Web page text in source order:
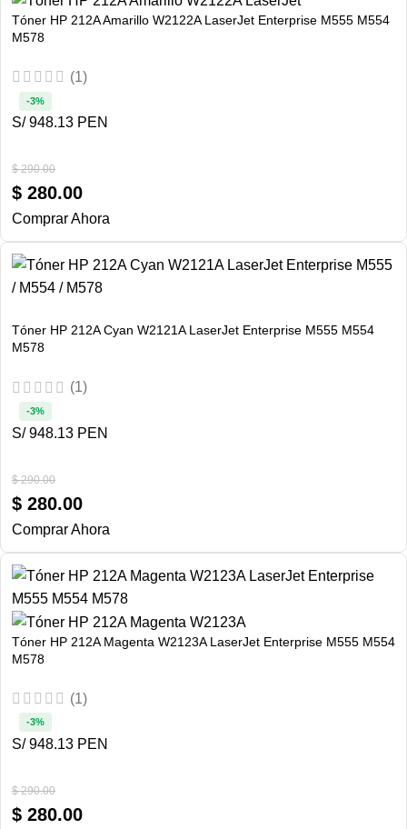
Tóner HP 212A Amarillo W2122A LaserJet Enterprise M555 M554
M578
(1)
$290.00
$ 280.00
-3%
S/ 948.13 PEN
Comprar Ahora
Tóner HP 212A Cyan W2121A LaserJet Enterprise M555 M554
M578
(1)
$290.00
$ 280.00
-3%
S/ 948.13 PEN
Comprar Ahora
Tóner HP 212A Magenta W2123A LaserJet Enterprise M555 M554
M578
(1)
$290.00
$ 280.00
-3%
S/ 948.13 PEN